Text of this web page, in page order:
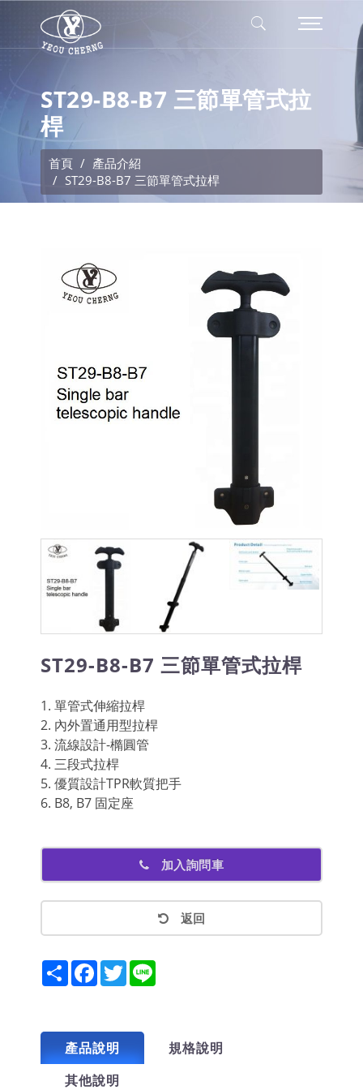
ST29-B8-B7 三節單管式拉
桿
首頁
產品介紹
ST29-B8-B7 三節單管式拉桿
ST29-B8-B7 三節單管式拉桿
1. 單管式伸縮拉桿
2. 內外置通用型拉桿
3. 流線設計-橢圓管
4. 三段式拉桿
5. 優質設計TPR軟質把手
6. B8, B7 固定座
加入詢問車
返回
ShareFacebook
Twitter
產品說明
規格說明
其他說明